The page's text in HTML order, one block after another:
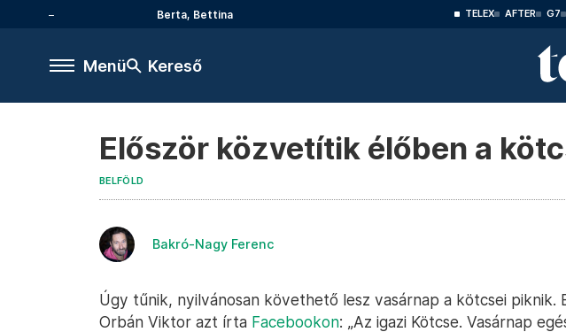
Berta, Bettina TELEX AFTER G7
Menü Kereső
Először közvetítik élőben a
BELFÖLD
Bakró-Nagy Ferenc
Úgy tűnik, nyilvánosan követhető lesz vasárnap a kötcsei piknik.
Orbán Viktor azt írta Facebookon: „Az igazi Kötcse. Vasárnap